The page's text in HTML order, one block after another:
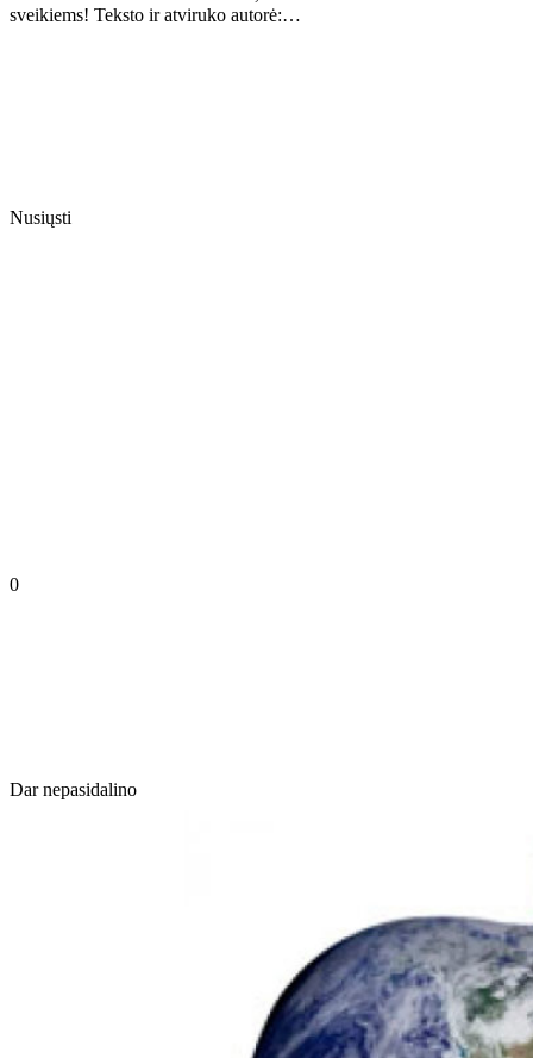
sveikiems! Teksto ir atviruko autorė:…
Nusiųsti
0
Dar nepasidalino